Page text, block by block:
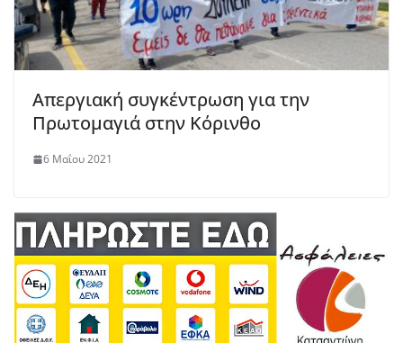
Απεργιακή συγκέντρωση για την
Πρωτομαγιά στην Κόρινθο
6 Μαΐου 2021